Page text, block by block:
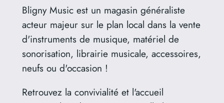
Bligny Music est un magasin généraliste
acteur majeur sur le plan local dans la vente
d'instruments de musique, matériel de
sonorisation, librairie musicale, accessoires,
neufs ou d'occasion !
Retrouvez la convivialité et l'accueil